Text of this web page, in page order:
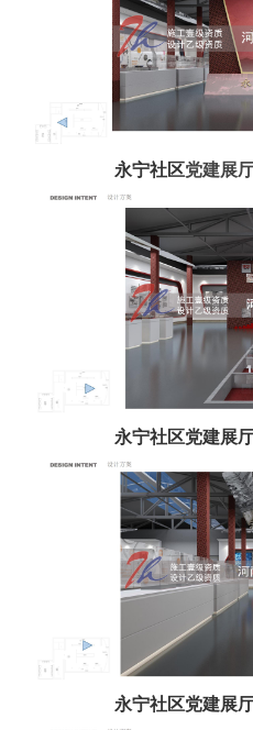
永宁社区党建展
永宁社区党建展
永宁社区党建展